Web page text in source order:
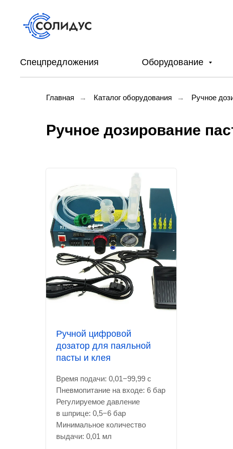
Спецпредложения Оборудование
Главная → Каталог оборудования → Ручное
Ручное дозирование
Ручной цифровой
дозатор для паяльной
пасты и клея
Время подачи: 0,01−99,99 с
Пневмопитание на входе: 6 бар
Регулируемое давление
в шприце: 0,5−6 бар
Минимальное количество
выдачи: 0,01 мл